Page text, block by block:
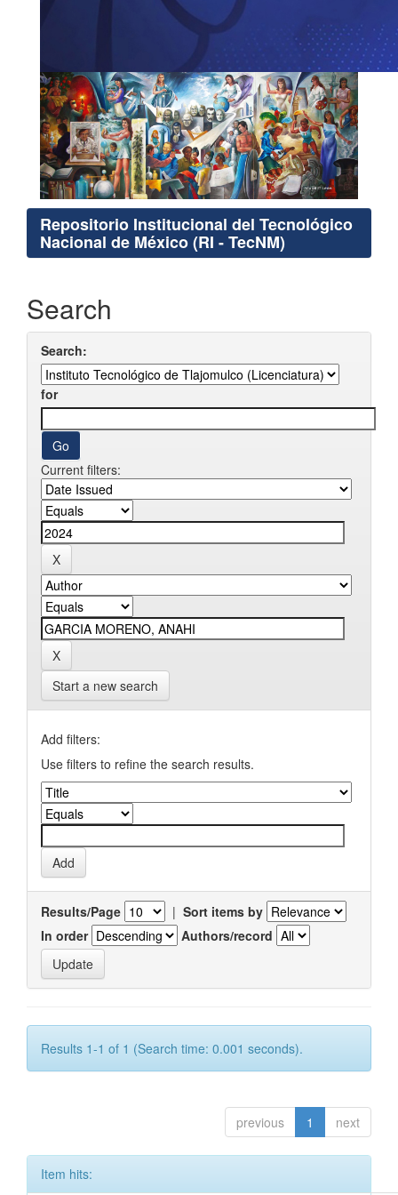
Repositorio Institucional del Tecnológico
Nacional de México (RI - TecNM)
Search
Search:
for
Current filters:
Start a new search
Add filters:
Use filters to refine the search results.
Results/Page | Sort items by
In order
Authors/record
Results 1-1 of 1 (Search time: 0.001 seconds).
previous 1 next
Item hits: